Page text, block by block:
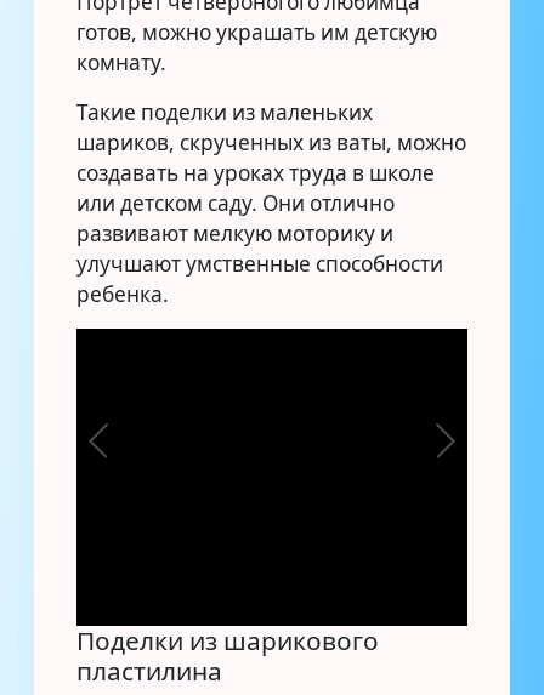
готов, можно украшать им детскую
комнату.
Такие поделки из маленьких
шариков, скрученных из ваты, можно
создавать на уроках труда в школе
или детском саду. Они отлично
развивают мелкую моторику и
улучшают умственные способности
ребенка.
Поделки из шарикового
пластилина